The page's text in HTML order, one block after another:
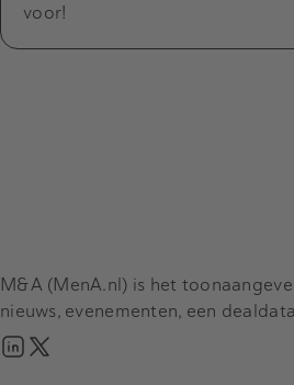
voor!
M&A (MenA.nl) is het
nieuws, evenementen, een